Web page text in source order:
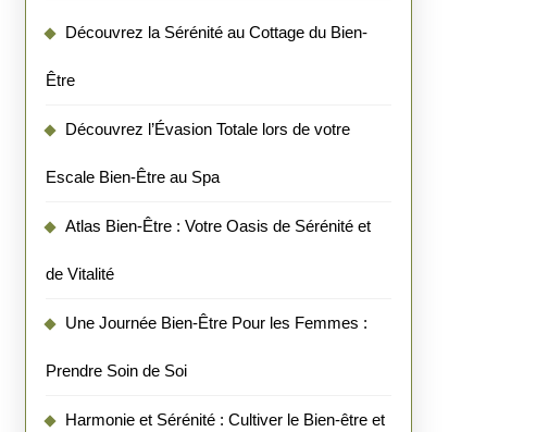
Découvrez la Sérénité au Cottage du Bien-
Être
Découvrez l’Évasion Totale lors de votre
Escale Bien-Être au Spa
Atlas Bien-Être : Votre Oasis de Sérénité et
de Vitalité
Une Journée Bien-Être Pour les Femmes :
Prendre Soin de Soi
Harmonie et Sérénité : Cultiver le Bien-être et